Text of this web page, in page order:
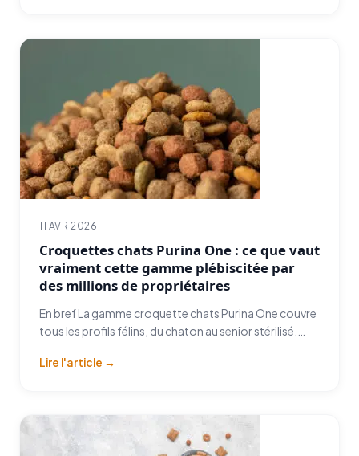
11 AVR 2026
Croquettes chats Purina One : ce que vaut
vraiment cette gamme plébiscitée par
des millions de propriétaires
En bref La gamme croquette chats Purina One couvre
tous les profils félins, du chaton au senior stérilisé.…
Lire l'article →